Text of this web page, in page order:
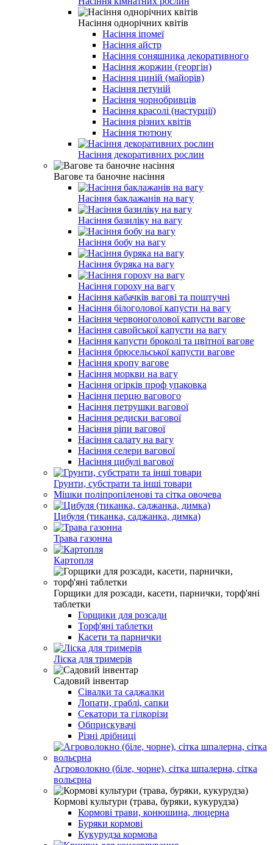
Насіння однорічних квітів
Насіння іпомеї
Насіння айстр
Насіння соняшника декоративного
Насіння жоржин (георгін)
Насіння циній (майорів)
Насіння петуній
Насіння чорнобривців
Насіння красолі (настурції)
Насіння різних квітів
Насіння тютюну
Насіння декоративних рослин
Вагове та баночне насіння
Насіння баклажанів на вагу
Насіння базиліку на вагу
Насіння бобу на вагу
Насіння буряка на вагу
Насіння гороху на вагу
Насіння кабачків вагові та поштучні
Насіння білоголової капусти на вагу
Насіння червоноголової капусти вагове
Насіння савойської капусти на вагу
Насіння капусти броколі та цвітної вагове
Насіння брюсельської капусти вагове
Насіння кропу вагове
Насіння моркви на вагу
Насіння огірків проф упаковка
Насіння перцю вагового
Насіння петрушки вагової
Насіння редиски вагової
Насіння ріпи вагової
Насіння салату на вагу
Насіння селери вагової
Насіння цибулі вагової
Грунти, субстрати та інші товари
Мішки поліпропіленові та сітка овочева
Цибуля (тиканка, саджанка, димка)
Трава газонна
Картопля
Горщики для розсади, касети, парнички, торф'яні
таблетки
Горщики для розсади
Торф'яні таблетки
Касети та парнички
Ліска для тримерів
Садовий інвентар
Сівалки та саджалки
Лопати, граблі, сапки
Секатори та гілкорізи
Обприскувачі
Різні дрібниці
Агроволокно (біле, чорне), сітка шпалерна, сітка
вольєрна
Кормові культури (трава, буряки, кукурудза)
Кормові трави, конюшина, люцерна
Буряки кормові
Кукурудза кормова